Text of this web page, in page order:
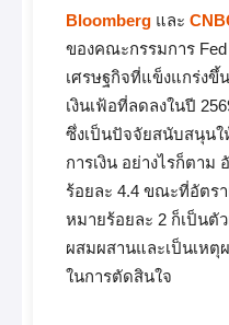
Bloomberg และ
ของคณะกรรมการ
เศรษฐกิจที่แข็งแกร่ง
เงินเฟ้อที่ลดลงในปี
ซึ่งเป็นปัจจัยสนับสนุนใ
การเงิน อย่างไรก็ตาม
ร้อยละ 4.4 ขณะที่อัตรา
หมายร้อยละ 2 ก็เป็นตั
ผสมผสานและเป็นเหตุ
ในการตัดสินใจ